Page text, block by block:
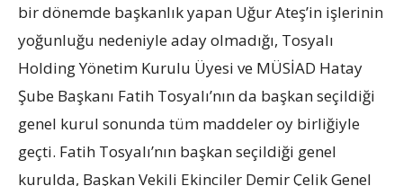
bir dönemde başkanlık yapan Uğur Ateş’in işlerinin
yoğunluğu nedeniyle aday olmadığı, Tosyalı
Holding Yönetim Kurulu Üyesi ve MÜSİAD Hatay
Şube Başkanı Fatih Tosyalı’nın da başkan seçildiği
genel kurul sonunda tüm maddeler oy birliğiyle
geçti. Fatih Tosyalı’nın başkan seçildiği genel
kurulda, Başkan Vekili Ekinciler Demir Çelik Genel